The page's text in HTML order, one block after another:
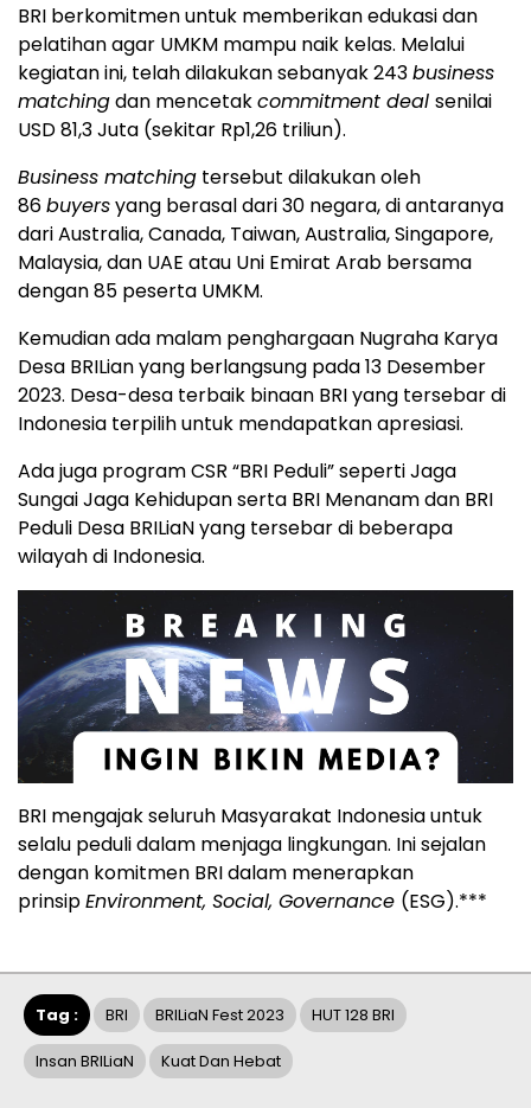
BRI berkomitmen untuk memberikan edukasi dan
pelatihan agar UMKM mampu naik kelas. Melalui
kegiatan ini, telah dilakukan sebanyak 243business
matchingdan mencetakcommitment deal senilai
USD 81,3 Juta (sekitar Rp1,26 triliun).
Business matching tersebut dilakukan oleh
86buyersyang berasal dari 30 negara, di antaranya
dari Australia, Canada, Taiwan, Australia, Singapore,
Malaysia, dan UAE atau Uni Emirat Arab bersama
dengan 85 peserta UMKM.
Kemudian ada malam penghargaan Nugraha Karya
Desa BRILian yang berlangsung pada 13 Desember
2023. Desa-desa terbaik binaan BRI yang tersebar di
Indonesia terpilih untuk mendapatkan apresiasi.
Ada juga program CSR “BRI Peduli” seperti Jaga
Sungai Jaga Kehidupan serta BRI Menanam dan BRI
Peduli Desa BRILiaN yang tersebar di beberapa
wilayah di Indonesia.
BRI mengajak seluruh Masyarakat Indonesia untuk
selalu peduli dalam menjaga lingkungan. Ini sejalan
dengan komitmen BRI dalam menerapkan
prinsipEnvironment, Social, Governance (ESG).***
Tag : BRI BRILiaN Fest 2023 HUT 128 BRI
Insan BRILiaN Kuat Dan Hebat